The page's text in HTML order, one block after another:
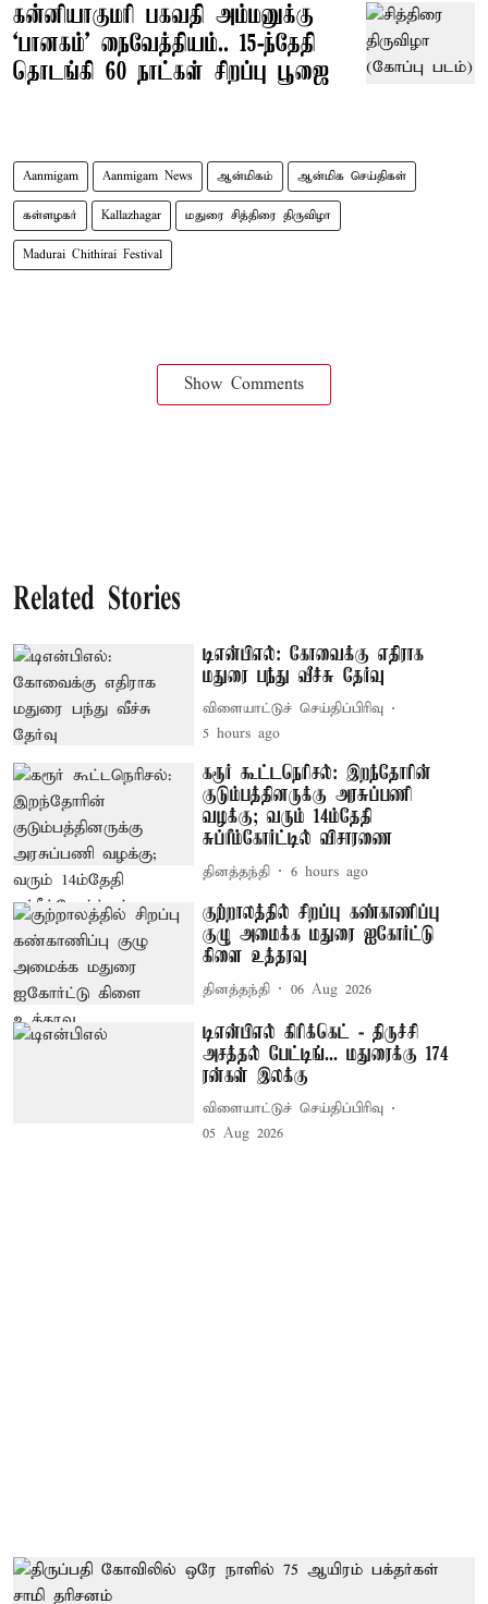
கன்னியாகுமரி பகவதி அம்மனுக்கு
‘பானகம்’ நைவேத்தியம்.. 15-ந்தேதி
தொடங்கி 60 நாட்கள் சிறப்பு பூஜை
Aanmigam Aanmigam News ஆன்மிகம் ஆன்மிக செய்திகள்
கள்ளழகர் Kallazhagar மதுரை சித்திரை திருவிழா
Madurai Chithirai Festival
Show Comments
Related Stories
டிஎன்பிஎல்: கோவைக்கு எதிராக
மதுரை பந்து வீச்சு தேர்வு
விளையாட்டுச் செய்திப்பிரிவு
5 hours ago
கரூர் கூட்டநெரிசல்: இறந்தோரின்
குடும்பத்தினருக்கு அரசுப்பணி
வழக்கு; வரும் 14ம்தேதி
சுப்ரீம்கோர்ட்டில் விசாரணை
தினத்தந்தி 6 hours ago
குற்றாலத்தில் சிறப்பு கண்காணிப்பு
குழு அமைக்க மதுரை ஐகோர்ட்டு
கிளை உத்தரவு
தினத்தந்தி 06 Aug 2026
டிஎன்பிஎல் கிரிக்கெட் - திருச்சி
அசத்தல் பேட்டிங்... மதுரைக்கு 174
ரன்கள் இலக்கு
விளையாட்டுச் செய்திப்பிரிவு
05 Aug 2026